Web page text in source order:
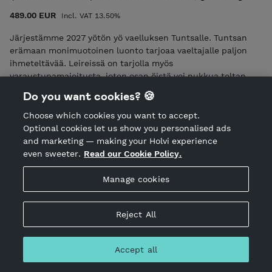
vaihtaa rahaksi. Lahjakortin saa antaa eteenpäin tai myydä.
489.00 EUR Incl. VAT 13.50%
Järjestämme 2027 yötön yö vaelluksen Tuntsalle. Tuntsan
erämaan monimuotoinen luonto tarjoaa vaeltajalle paljon
ihmeteltävää. Leireissä on tarjolla myös
varaustupamajoitusta, joten osan öistä voi nukkua teltan
sijaan tuvassa. Vaelluksen leiripaikoilla on mahdollista
rentoutua iltaisin saunan lämmössä (kts ohjelma). Reitti
mukailee UKK-reittiä ja teemme huiputuksia avotuntureille
maisemien ihasteluun. Tällä vaelluksella keskitymme
nauttimaan luonnon tarjoamasta rauhasta ja
kiireettömyydestä, unohtamatta ns. hitaita aamuja.
Vaellamme 4 päivää ja 3 yötä, vaelluksen pituus on noin 50
käyttömaksut ⁠kattavan infokirjeen varustelistoineen
⁠whatsapp-tuen ⁠kuvapankin ⁠ohjauksen maastossa
⁠varaustupien maksut lähes kaikkien ⁠retkeilyvarusteiden
lainauksen ilman lisäveloituksia tai vuokria ⁠kesäretkeilyn
yhteiset turvallisuusvälineet (mm. ea ja vedenpuhdistimet)
Do you want cookies? 🍪
Choose which cookies you want to accept.
Optional cookies let us show you personalised ads
and marketing — making your Holvi experience
even sweeter. Read our Cookie Policy.
Manage cookies
Reject All
Accept all